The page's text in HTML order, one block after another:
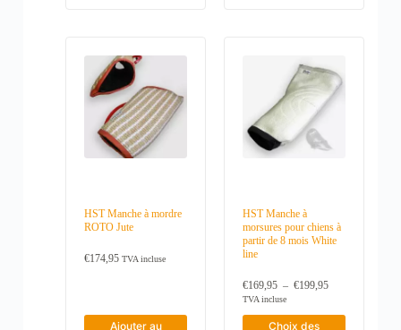
HST Manche à mordre
ROTO Jute
€174,95 TVA incluse
Ajouter au
HST Manche à
morsures pour chiens à
partir de 8 mois White
line
€169,95 – €199,95P
TVA incluse
Choix des
C